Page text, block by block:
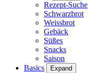
Rezept-Suche
Schwarzbrot
Weissbrot
Gebäck
Süßes
Snacks
Saison
Basics
Expand